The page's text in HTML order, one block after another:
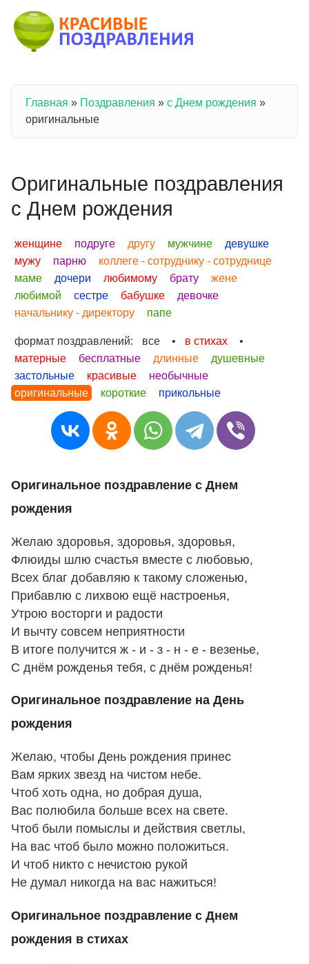
Вы здесь
Главная » Поздравления » с Днем рождения »
оригинальные
Оригинальные поздравления
с Днем рождения
женщине подруге другу мужчине
девушке
мужу
парню
коллеге - сотруднику - сотруднице
маме
дочери любимому брату
жене
любимой
сестре бабушке
девочке
начальнику - директору
папе
формат поздравлений: все • в стихах
•
матерные
бесплатные длинные
душевные
застольные
красивые
необычные
оригинальные
короткие прикольные
Оригинальное поздравление с Днем
рождения
Желаю здоровья, здоровья, здоровья,
Флюиды шлю счастья вместе с любовью,
Всех благ добавляю к такому сложенью,
Прибавлю с лихвою ещё настроенья,
Утрою восторги и радости
И вычту совсем неприятности
В итоге получится ж - и - з - н - е - везенье,
С днём рожденья тебя, с днём рожденья!
Оригинальное поздравление на День
рождения
Желаю, чтобы День рождения принес
Вам ярких звезд на чистом небе.
Чтоб хоть одна, но добрая душа,
Вас полюбила больше всех на свете.
Чтоб были помыслы и действия светлы,
На вас чтоб было можно положиться.
И чтоб никто с нечистою рукой
Не думал никогда на вас нажиться!
Оригинальное поздравление с Днем
рождения в стихах